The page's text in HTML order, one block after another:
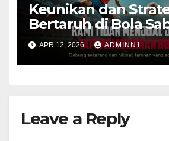
Keunikan dan
Bertaruh di Bola
Ayam SV388
APR 12, 2026 ADMINN1
Leave a Reply